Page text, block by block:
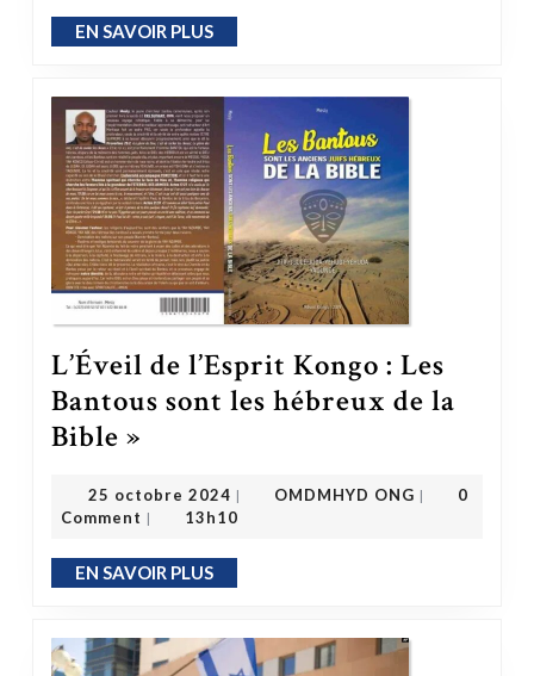
EN SAVOIR PLUSEN SAVOIR PLUS
L’Éveil de l’Esprit Kongo : Les
Bantous sont les hébreux de la
Bible »
25 octobre 2024 25 octobre 2024
| OMDMHYD ONG |
0
Comment | 13h10
EN SAVOIR PLUSEN SAVOIR PLUS